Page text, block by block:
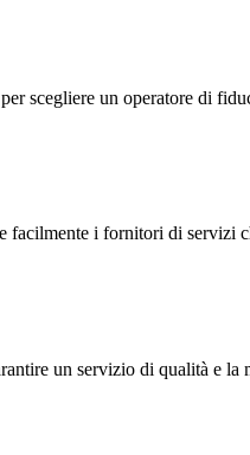
scegliere un operatore di
facilmente i fornitori di servizi
un servizio di qualità e la